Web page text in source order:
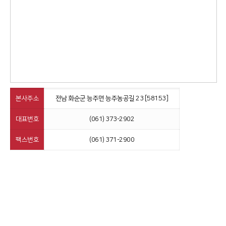
본사주소 전남 화순군 능주면 능주농공길 23 [58153]
대표번호 (061) 373-2902
팩스번호 (061) 371-2900